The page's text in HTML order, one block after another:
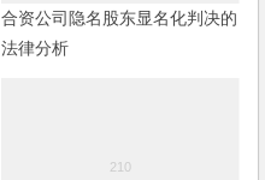
合资公司隐名股东显名化判决的
法律分析